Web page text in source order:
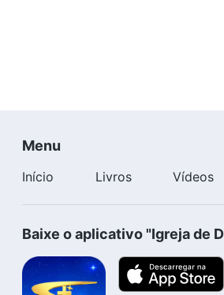
Menu
Início Livros Vídeos
Baixe o aplicativo "Igreja de